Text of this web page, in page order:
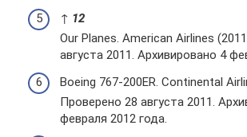
↑ 12
Our Planes. American Airlines
августа 2011. Архивировано 4
Boeing 767-200ER. Continental
Проверено 28 августа 2011.
февраля 2012 года.